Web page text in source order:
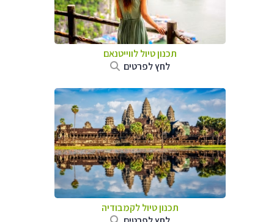
תכנון טיול לווייטנאם
לחץ לפרטים
תכנון טיוללקמבודיה